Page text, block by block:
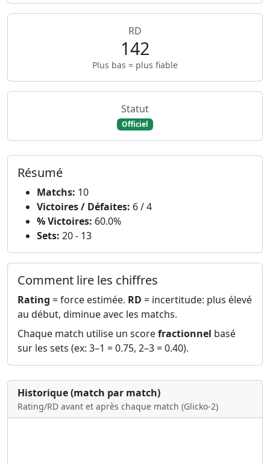
RD
142
Plus bas = plus fiable
Statut
Officiel
Résumé
Matchs: 10
Victoires / Défaites: 6 / 4
% Victoires: 60.0%
Sets: 20 - 13
Comment lire les chiffres
Rating = force estimée. RD = incertitude: plus élevé
au début, diminue avec les matchs.
Chaque match utilise un scorefractionnel basé
sur les sets (ex: 3–1 = 0.75, 2–3 = 0.40).
Historique (match par match)
Rating/RD avant et après chaque match (Glicko‑2)